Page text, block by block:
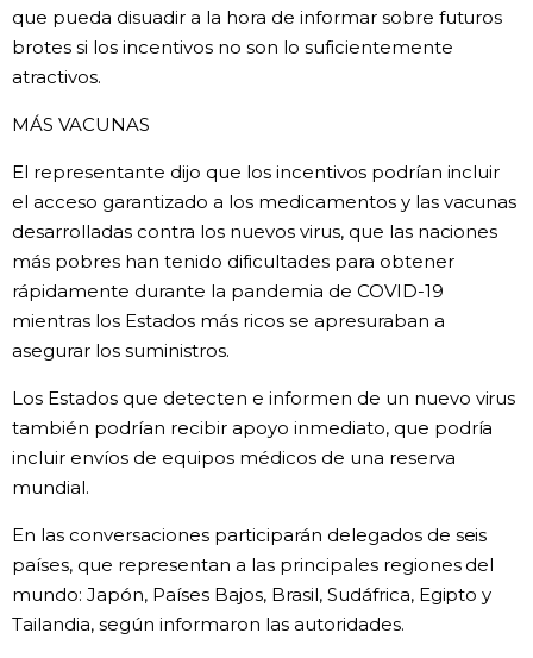
que pueda disuadir a la hora de informar sobre futuros
brotes si los incentivos no son lo suficientemente
atractivos.
MÁS VACUNAS
El representante dijo que los incentivos podrían incluir
el acceso garantizado a los medicamentos y las vacunas
desarrolladas contra los nuevos virus, que las naciones
más pobres han tenido dificultades para obtener
rápidamente durante la pandemia de COVID-19
mientras los Estados más ricos se apresuraban a
asegurar los suministros.
Los Estados que detecten e informen de un nuevo virus
también podrían recibir apoyo inmediato, que podría
incluir envíos de equipos médicos de una reserva
mundial.
En las conversaciones participarán delegados de seis
países, que representan a las principales regiones del
mundo: Japón, Países Bajos, Brasil, Sudáfrica, Egipto y
Tailandia, según informaron las autoridades.